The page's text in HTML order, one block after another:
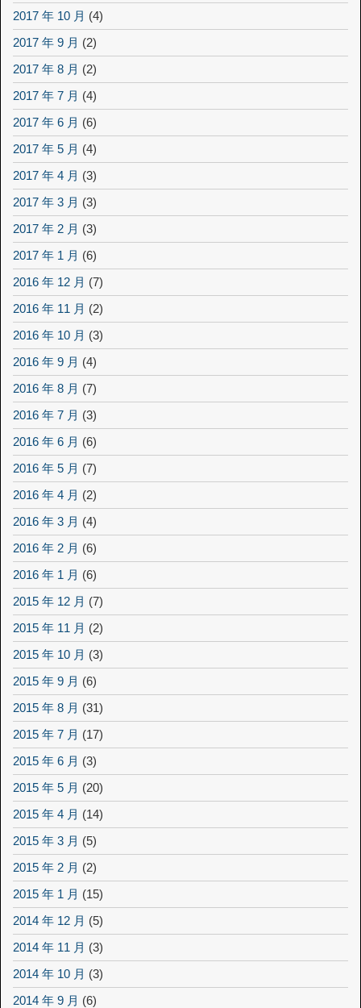
2017 年 10 月 (4)
2017 年 9 月 (2)
2017 年 8 月 (2)
2017 年 7 月 (4)
2017 年 6 月 (6)
2017 年 5 月 (4)
2017 年 4 月 (3)
2017 年 3 月 (3)
2017 年 2 月 (3)
2017 年 1 月 (6)
2016 年 12 月 (7)
2016 年 11 月 (2)
2016 年 10 月 (3)
2016 年 9 月 (4)
2016 年 8 月 (7)
2016 年 7 月 (3)
2016 年 6 月 (6)
2016 年 5 月 (7)
2016 年 4 月 (2)
2016 年 3 月 (4)
2016 年 2 月 (6)
2016 年 1 月 (6)
2015 年 12 月 (7)
2015 年 11 月 (2)
2015 年 10 月 (3)
2015 年 9 月 (6)
2015 年 8 月 (31)
2015 年 7 月 (17)
2015 年 6 月 (3)
2015 年 5 月 (20)
2015 年 4 月 (14)
2015 年 3 月 (5)
2015 年 2 月 (2)
2015 年 1 月 (15)
2014 年 12 月 (5)
2014 年 11 月 (3)
2014 年 10 月 (3)
2014 年 9 月 (6)